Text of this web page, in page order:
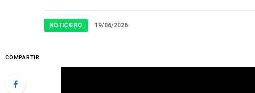
NOTICIERO 19/06/2026
COMPARTIR